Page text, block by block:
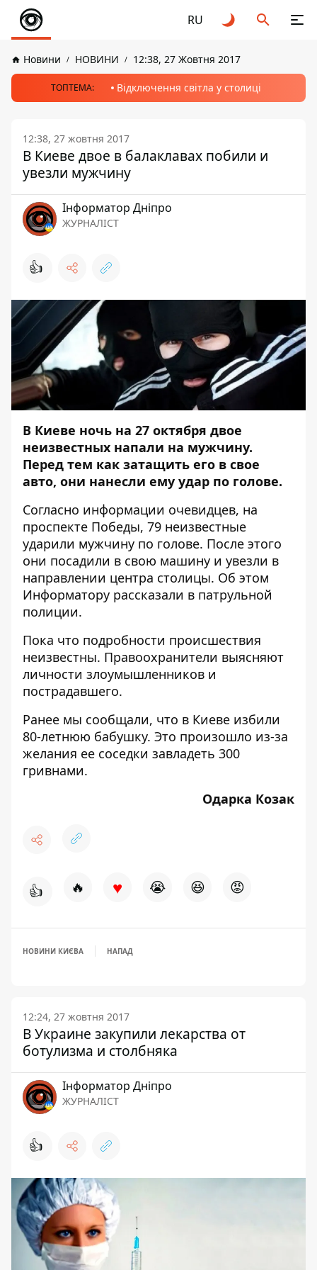
RU
Новини НОВИНИ 12:38, 27 Жовтня 2017
ТОПТЕМА: Відключення світла у столиці
12:38, 27 жовтня 2017
В Киеве двое в балаклавах побили и
увезли мужчину
Інформатор Дніпро
ЖУРНАЛІСТ
👍
В Киеве ночь на 27 октября двое
неизвестных напали на мужчину.
Перед тем как затащить его в свое
авто, они нанесли ему удар по голове.
Согласно информации очевидцев, на
проспекте Победы, 79 неизвестные
ударили мужчину по голове. После этого
они посадили в свою машину и увезли в
направлении центра столицы. Об этом
Информатору рассказали в патрульной
полиции.
Пока что подробности происшествия
неизвестны. Правоохранители выясняют
личности злоумышленников и
пострадавшего.
Ранее мы сообщали, что в Киеве избили
80-летнюю бабушку. Это произошло из-за
желания ее соседки завладеть 300
гривнами.
Одарка Козак
👍 🔥 ♥ 😭 😆 😡
НОВИНИ КИЄВА НАПАД
12:24, 27 жовтня 2017
В Украине закупили лекарства от
ботулизма и столбняка
Інформатор Дніпро
ЖУРНАЛІСТ
👍